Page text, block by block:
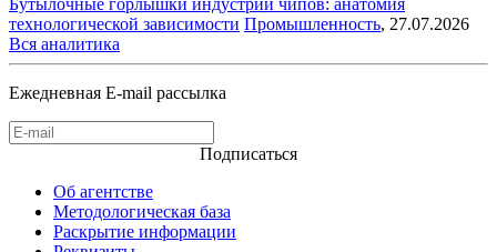
технологической зависимости Промышленность, 27.07.2026
Вся аналитика
Ежедневная E-mail рассылка
Подписаться
Об агентстве
Методологическая база
Раскрытие информации